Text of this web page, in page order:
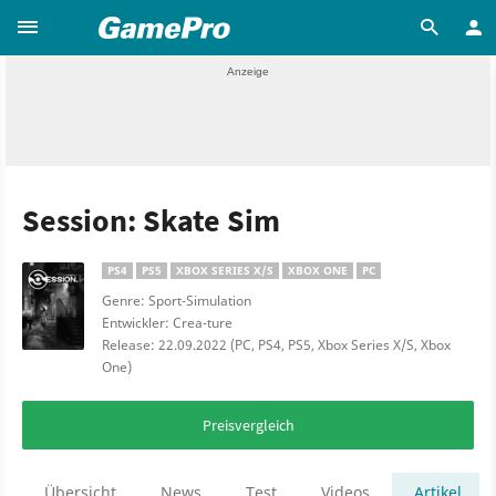
Session: Skate Sim
PS4 PS5 XBOX SERIES X/S XBOX ONE PC
Genre: Sport-Simulation
Entwickler: Crea-ture
Release: 22.09.2022 (PC, PS4, PS5, Xbox Series X/S, Xbox
One)
Preisvergleich